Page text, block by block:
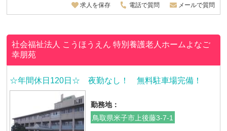
求人を保存 電話で質問 メールで質問
社会福祉法人 こうほうえん特別養護老人ホームよなご
幸朋苑
☆年間休日120日☆ 夜勤なし！ 無料駐車場完備！
勤務地：
鳥取県米子市上後藤3-7-1